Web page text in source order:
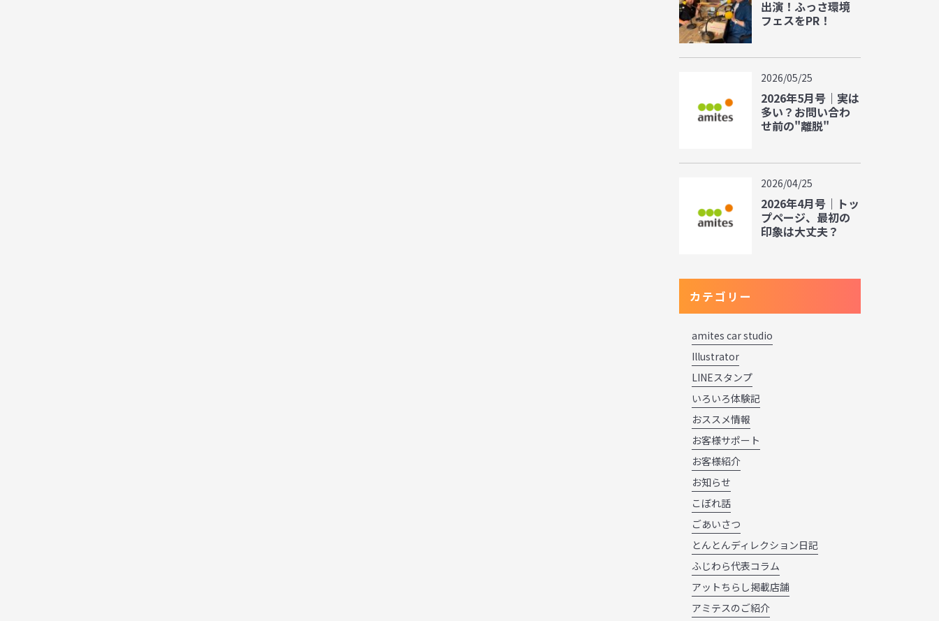
出演！ふっさ環境
フェスをPR！
2026/05/25
2026年5月号｜実は
多い？お問い合わ
せ前の"離脱"
2026/04/25
2026年4月号｜トッ
プページ、最初の
印象は大丈夫？
カテゴリー
amites car studio
Illustrator
LINEスタンプ
いろいろ体験記
おススメ情報
お客様サポート
お客様紹介
お知らせ
こぼれ話
ごあいさつ
とんとんディレクション日記
ふじわら代表コラム
アットちらし掲載店舗
アミテスのご紹介